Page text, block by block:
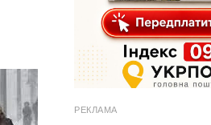
РЕКЛАМА